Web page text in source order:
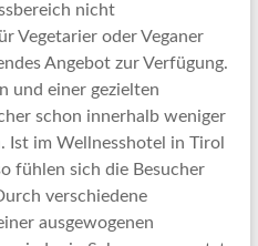
nicht
Vegetarier oder Veganer
Angebot zur Verfügung.
und einer gezielten
schon innerhalb weniger
Ist im Wellnesshotel in Tirol
fühlen sich die Besucher
verschiedene
ausgewogenen